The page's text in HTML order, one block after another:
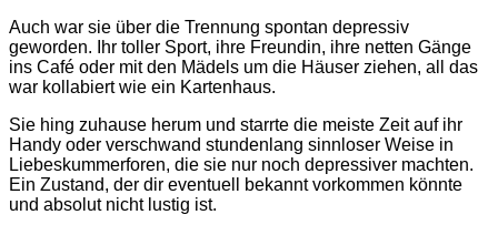
Auch war sie über die Trennung spontan depressiv
geworden. Ihr toller Sport, ihre Freundin, ihre netten Gänge
ins Café oder mit den Mädels um die Häuser ziehen, all das
war kollabiert wie ein Kartenhaus.
Sie hing zuhause herum und starrte die meiste Zeit auf ihr
Handy oder verschwand stundenlang sinnloser Weise in
Liebeskummerforen, die sie nur noch depressiver machten.
Ein Zustand, der dir eventuell bekannt vorkommen könnte
und absolut nicht lustig ist.